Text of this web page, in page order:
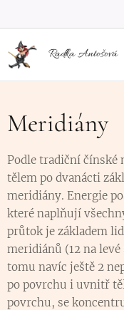
Radka Antošová
Meridiány
Podle tradiční čínské
tělem po dvanácti
meridiány. Energie
které naplňují
průtok je základem
meridiánů (12 na levé
tomu navíc ještě 2
po povrchu i uvnitř
povrchu, se